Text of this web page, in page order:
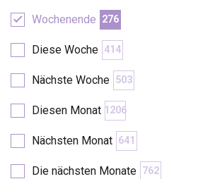
Wochenende 276
Diese Woche 414
Nächste Woche 503
Diesen Monat 1206
Nächsten Monat 641
Die nächsten Monate 762